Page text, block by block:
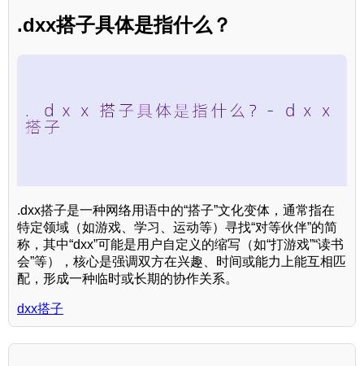
.dxx搭子具体是指什么？
.dxx搭子是一种网络用语中的“搭子”文化变体，通常指在
特定领域（如游戏、学习、运动等）寻找“对等伙伴”的简
称，其中“dxx”可能是用户自定义的缩写（如“打游戏”“读书
会”等），核心是强调双方在兴趣、时间或能力上能互相匹
配，形成一种临时或长期的协作关系。
dxx搭子